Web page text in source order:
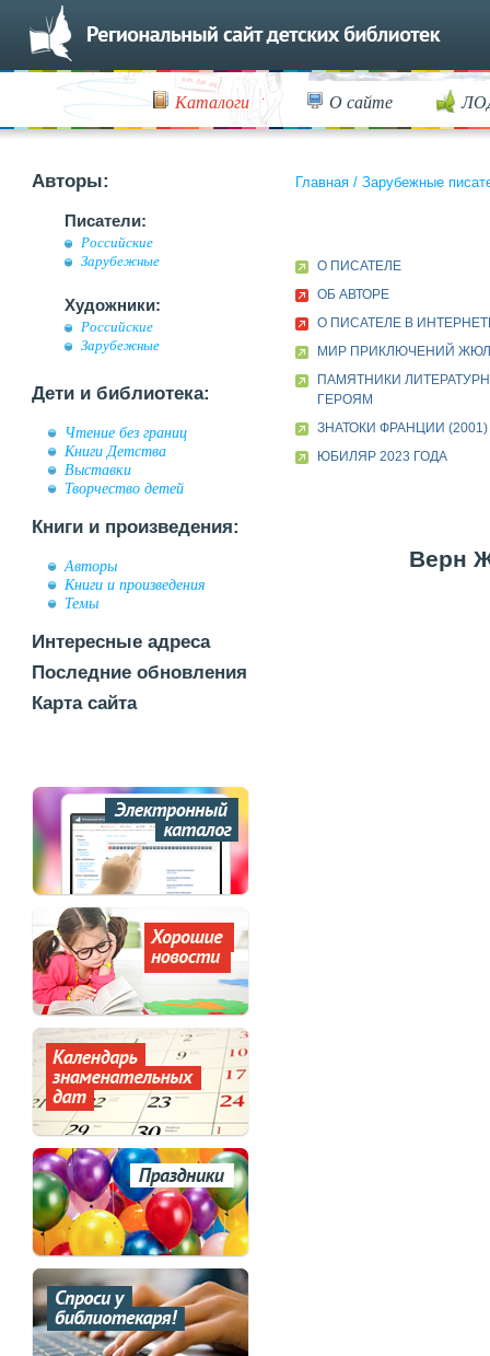
Каталоги О сайте
Авторы:
Писатели:
Российские
Зарубежные
Художники:
Российские
Зарубежные
Дети и библиотека:
Чтение без границ
Книги Детства
Выставки
Творчество детей
Книги и произведения:
Авторы
Книги и произведения
Темы
Интересные адреса
Последние обновления
Карта сайта
Главная / Зарубежные
О ПИСАТЕЛЕ
ОБ АВТОРЕ
О ПИСАТЕЛЕ В
МИР ПРИКЛЮЧЕНИЙ
ПАМЯТНИКИ
ГЕРОЯМ
ЗНАТОКИ ФРАНЦИИ (2001)
ЮБИЛЯР 2023 ГОДА
Верн